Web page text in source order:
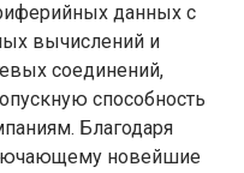
данных с
вычислений и
соединений,
способность
Благодаря
новейшие